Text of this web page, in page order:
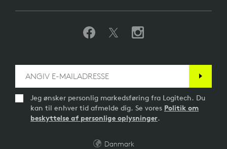
Jeg ønsker personlig markedsføring fra Logitech. Du
kan til enhver tid afmelde dig. Se vores Politik om
beskyttelse af personlige oplysninger.
Danmark